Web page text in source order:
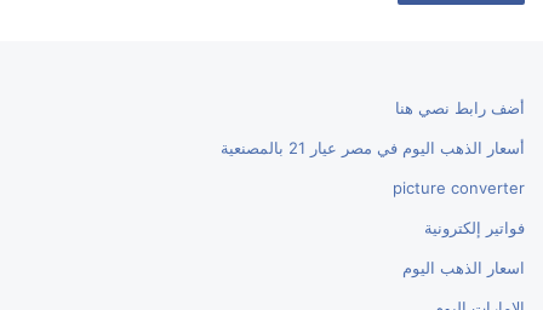
أضف رابط نصي هنا
أسعار الذهب اليوم في مصر عيار 21 بالمصنعية
picture converter
فواتير إلكترونية
اسعار الذهب اليوم